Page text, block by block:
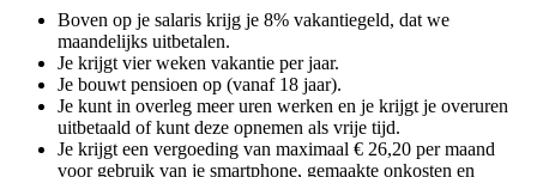
Boven op je salaris krijg je 8% vakantiegeld, dat we
maandelijks uitbetalen.
Je krijgt vier weken vakantie per jaar.
Je bouwt pensioen op (vanaf 18 jaar).
Je kunt in overleg meer uren werken en je krijgt je overuren
uitbetaald of kunt deze opnemen als vrije tijd.
Je krijgt een vergoeding van maximaal € 26,20 per maand
voor gebruik van je smartphone, gemaakte onkosten en